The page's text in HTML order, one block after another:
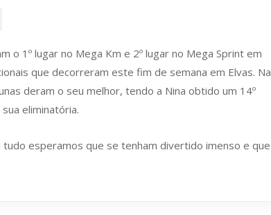
o 1º lugar no Mega Km e 2º lugar no Mega Sprint em
que decorreram este fim de semana em Elvas. Na
deram o seu melhor, tendo a Nina obtido um 14º
eliminatória.
esperamos que se tenham divertido imenso e que